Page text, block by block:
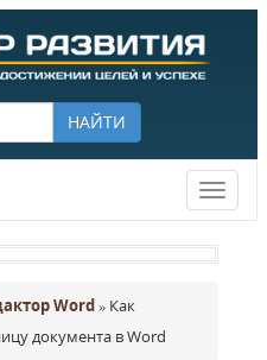
НАЙТИ
Вектор
Word » Как
документа в Word